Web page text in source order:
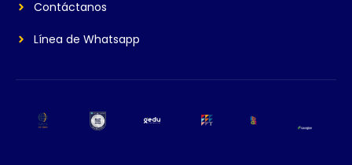
Contáctanos
Línea de Whatsapp